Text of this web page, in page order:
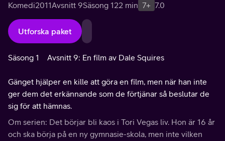
Komedi2011Avsnitt 9Säsong 122 min 7+ 7.0
Utforska paket
Säsong 1 Avsnitt 9: En film av Dale Squires
Gänget hjälper en kille att göra en film, men när han inte
ger dem det erkännande som de förtjänar så beslutar de
sig för att hämnas.
Om serien: Det börjar bli kaos i Tori Vegas liv. Hon är 16 år
och ska börja på en ny gymnasie-skola, men inte vilken